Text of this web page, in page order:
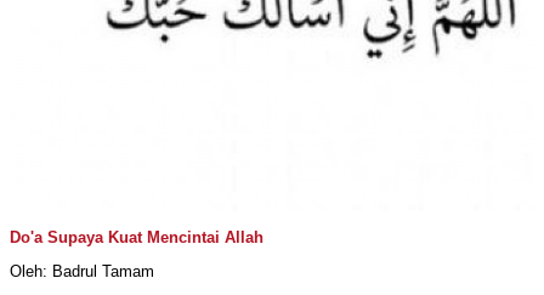
Do'a Supaya Kuat Mencintai Allah
Oleh: Badrul Tamam